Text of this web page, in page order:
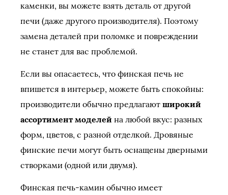
каменки, вы можете взять деталь от другой
печи (даже другого производителя). Поэтому
замена деталей при поломке и повреждении
не станет для вас проблемой.
Если вы опасаетесь, что финская печь не
впишется в интерьер, можете быть спокойны:
производители обычно предлагают широкий
ассортимент моделей на любой вкус: разных
форм, цветов, с разной отделкой. Дровяные
финские печи могут быть оснащены дверными
створками (одной или двумя).
Финская печь-камин обычно имеет